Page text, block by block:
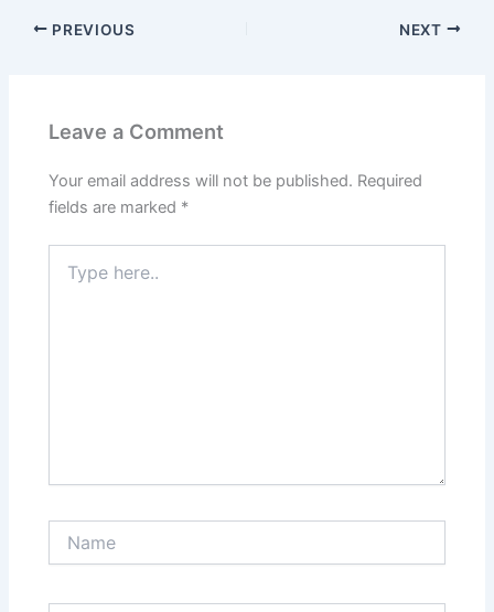
PREVIOUS NEXT
Leave a Comment
Your email address will not be published. Required
fields are marked *
here..